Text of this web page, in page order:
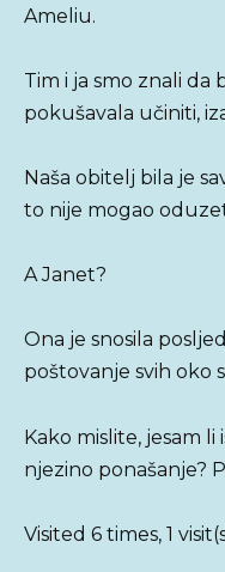
Ameliu.
Tim i ja smo znali da
pokušavala učiniti,
Naša obitelj bila je
to nije mogao
A Janet?
Ona je snosila
poštovanje svih oko
Kako mislite, jesam
njezino ponašanje?
Visited 6 times, 1